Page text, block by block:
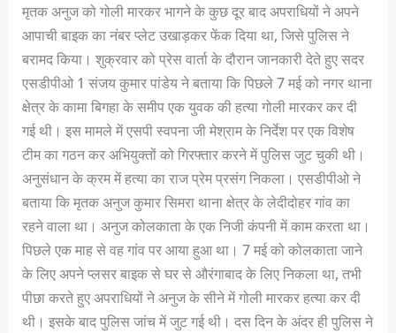
मृतक अनुज को गोली मारकर भागने के कुछ दूर बाद अपराधियों ने अपने
आपाची बाइक का नंबर प्लेट उखाड़कर फेंक दिया था, जिसे पुलिस ने
बरामद किया। शुक्रवार को प्रेस वार्ता के दौरान जानकारी देते हुए सदर
एसडीपीओ 1 संजय कुमार पांडेय ने बताया कि पिछले 7 मई को नगर थाना
क्षेत्र के कामा बिगहा के समीप एक युवक की हत्या गोली मारकर कर दी
गई थी। इस मामले में एसपी स्वपना जी मेश्राम के निर्देश पर एक विशेष
टीम का गठन कर अभियुक्तों को गिरफ्तार करने में पुलिस जुट चुकी थी।
अनुसंधान के क्रम में हत्या का राज प्रेम प्रसंग निकला। एसडीपीओ ने
बताया कि मृतक अनुज कुमार सिमरा थाना क्षेत्र के लेदीदोहर गांव का
रहने वाला था। अनुज कोलकाता के एक निजी कंपनी में काम करता था।
पिछले एक माह से वह गांव पर आया हुआ था। 7 मई को कोलकाता जाने
के लिए अपने प्लसर बाइक से घर से औरंगाबाद के लिए निकला था, तभी
पीछा करते हुए अपराधियों ने अनुज के सीने में गोली मारकर हत्या कर दी
थी। इसके बाद पुलिस जांच में जुट गई थी। दस दिन के अंदर ही पुलिस ने